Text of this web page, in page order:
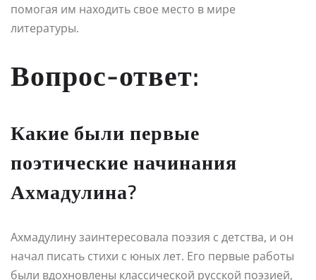
помогая им находить свое место в мире
литературы.
Вопрос-ответ:
Какие были первые
поэтические начинания
Ахмадулина?
Ахмадулину заинтересовала поэзия с детства, и он
начал писать стихи с юных лет. Его первые работы
были вдохновлены классической русской поэзией,